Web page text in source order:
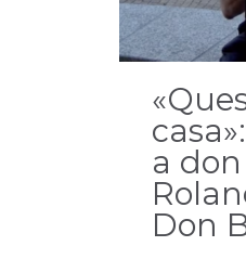
a
Don